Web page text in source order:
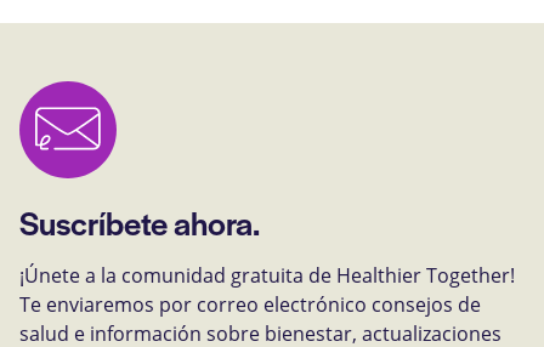
Suscríbete ahora.
¡Únete a la comunidad gratuita de Healthier Together!
Te enviaremos por correo electrónico consejos de
salud e información sobre bienestar, actualizaciones